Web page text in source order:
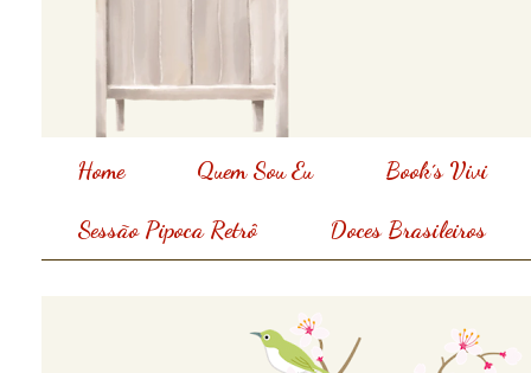
Home Quem Sou Eu Book´s Vivi
Sessão Pipoca Retrô Doces Brasileiros